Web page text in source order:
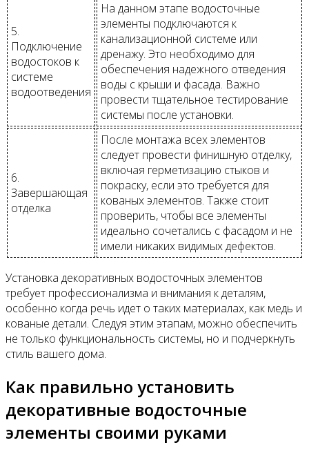
5.
Подключение
водостоков к
системе
водоотведения
На данном этапе водосточные
элементы подключаются к
канализационной системе или
дренажу. Это необходимо для
обеспечения надежного отведения
воды с крыши и фасада. Важно
провести тщательное тестирование
системы после установки.
6.
Завершающая
отделка
После монтажа всех элементов
следует провести финишную отделку,
включая герметизацию стыков и
покраску, если это требуется для
кованых элементов. Также стоит
проверить, чтобы все элементы
идеально сочетались с фасадом и не
имели никаких видимых дефектов.
Установка декоративных водосточных элементов
требует профессионализма и внимания к деталям,
особенно когда речь идет о таких материалах, как медь и
кованые детали. Следуя этим этапам, можно обеспечить
не только функциональность системы, но и подчеркнуть
стиль вашего дома.
Как правильно установить
декоративные водосточные
элементы своими руками